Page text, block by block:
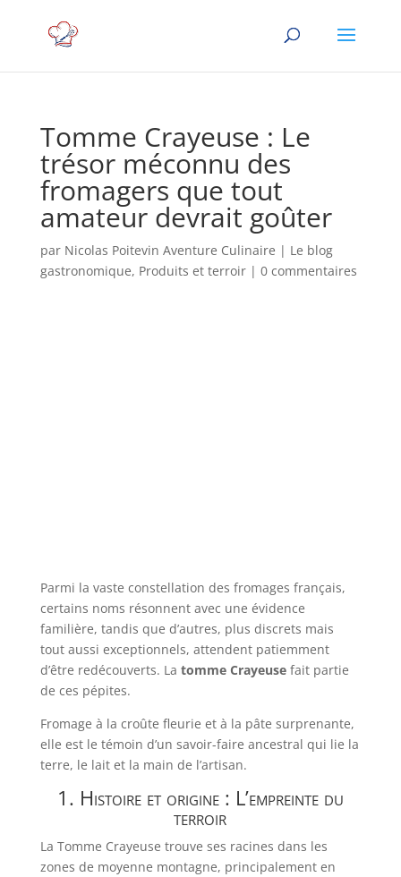
Tomme Crayeuse : Le
trésor méconnu des
fromagers que tout
amateur devrait goûter
par Nicolas Poitevin Aventure Culinaire | Le blog
gastronomique, Produits et terroir| 0 commentaires
Parmi la vaste constellation des fromages français,
certains noms résonnent avec une évidence
familière, tandis que d’autres, plus discrets mais
tout aussi exceptionnels, attendent patiemment
d’être redécouverts. La tomme Crayeusefait partie
de ces pépites.
Fromage à la croûte fleurie et à la pâte surprenante,
elle est le témoin d’un savoir-faire ancestral qui lie la
terre, le lait et la main de l’artisan.
1. Histoire et origine : L’empreinte du
terroir
La Tomme Crayeuse trouve ses racines dans les
zones de moyenne montagne, principalement en